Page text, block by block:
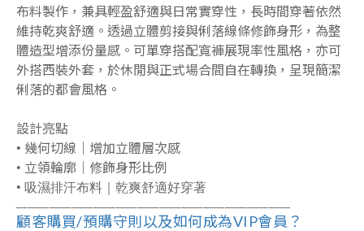
布料製作，兼具輕盈舒適與日常實穿性，長時間穿著依然
維持乾爽舒適。透過立體剪接與俐落線條修飾身形，為整
體造型增添份量感。可單穿搭配寬褲展現率性風格，亦可
外搭西裝外套，於休閒與正式場合間自在轉換，呈現簡潔
俐落的都會風格。
設計亮點
• 幾何切線｜增加立體層次感
• 立領輪廓｜修飾身形比例
• 吸濕排汗布料｜乾爽舒適好穿著
―――――――――――――――――――――――――
顧客購買/預購守則以及如何成為VIP會員？